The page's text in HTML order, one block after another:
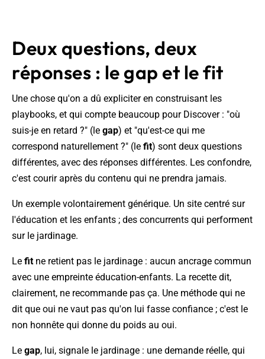
Deux questions, deux
réponses : le gap et le fit
Une chose qu'on a dû expliciter en construisant les
playbooks, et qui compte beaucoup pour Discover : "où
suis-je en retard ?" (le gap) et "qu'est-ce qui me
correspond naturellement ?" (le fit) sont deux questions
différentes, avec des réponses différentes. Les confondre,
c'est courir après du contenu qui ne prendra jamais.
Un exemple volontairement générique. Un site centré sur
l'éducation et les enfants ; des concurrents qui performent
sur le jardinage.
Le fitne retient pas le jardinage : aucun ancrage commun
avec une empreinte éducation-enfants. La recette dit,
clairement, ne recommande pas ça. Une méthode qui ne
dit que oui ne vaut pas qu'on lui fasse confiance ; c'est le
non honnête qui donne du poids au oui.
Le gap, lui, signale le jardinage : une demande réelle, qui